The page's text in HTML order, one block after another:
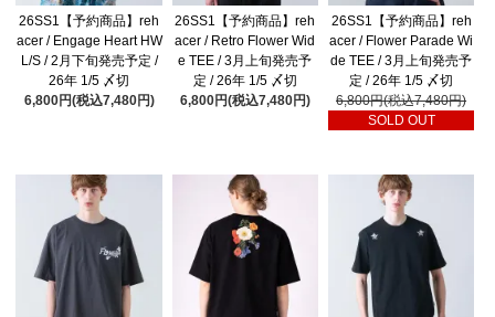
26SS1【予約商品】reh
acer / Engage Heart HW
L/S / 2月下旬発売予定 /
26年 1/5 〆切
6,800円(税込7,480円)
26SS1【予約商品】reh
acer / Retro Flower Wid
e TEE / 3月上旬発売予
定 / 26年 1/5 〆切
6,800円(税込7,480円)
26SS1【予約商品】reh
acer / Flower Parade Wi
de TEE / 3月上旬発売予
定 / 26年 1/5 〆切
6,800円(税込7,480円)
SOLD OUT